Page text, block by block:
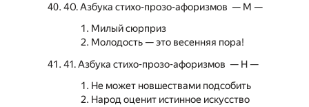
40. Азбука стихо-прозо-афоризмов — М —
Милый сюрприз
Молодость — это весенняя пора!
41. Азбука стихо-прозо-афоризмов — Н —
Не может новшествами подсобить
Народ оценит истинное искусство